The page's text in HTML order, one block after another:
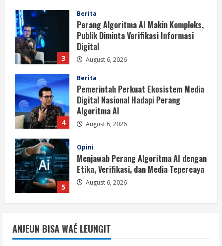
4
Berita
Pemerintah Perkuat Ekosistem Media
Digital Nasional Hadapi Perang
Algoritma AI
August 6, 2026
5
Opini
Menjawab Perang Algoritma AI dengan
Etika, Verifikasi, dan Media Tepercaya
August 6, 2026
1
BMP Ajak Masyarakat Tolak Aksi
Anarkis Demi Menjaga Keamanan dan
Pembangunan Papua
August 6, 2026
BMP Kecam Aksi KNPB, Serukan
Persatuan Demi Papua yang Kondusif
ANJEUN BISA WAÉ LEUNGIT